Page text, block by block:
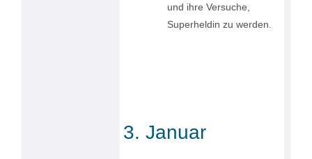
und ihre Versuche,
Superheldin zu werden.
3. Januar